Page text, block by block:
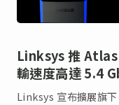
Linksys 推
輸速度高達 5.4
Linksys 宣布擴展旗